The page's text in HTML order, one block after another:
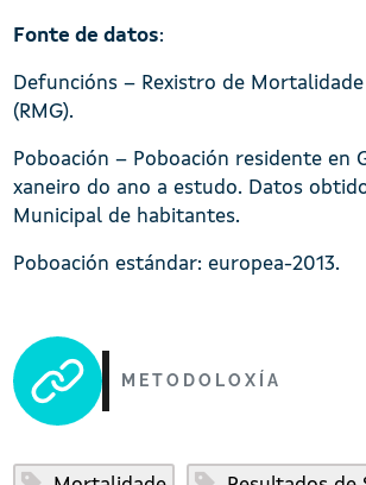
Fonte de datos:
Defuncións – Rexistro de Mortalidade
(RMG).
Poboación – Poboación residente en
xaneiro do ano a estudo. Datos
Municipal de habitantes.
Poboación estándar: europea-2013.
METODOLOXÍA